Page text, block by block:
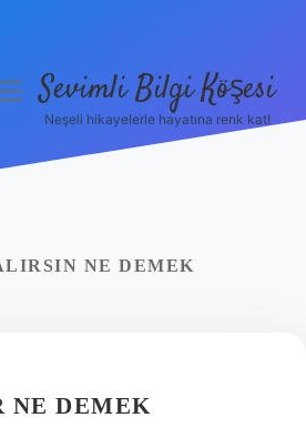
Sevimli Bilgi Köşesi
Neşeli hikayelerle hayatına renk kat!
NE DEMEK
NE DEMEK